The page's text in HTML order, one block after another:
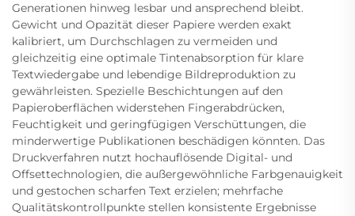
Generationen hinweg lesbar und ansprechend bleibt.
Gewicht und Opazität dieser Papiere werden exakt
kalibriert, um Durchschlagen zu vermeiden und
gleichzeitig eine optimale Tintenabsorption für klare
Textwiedergabe und lebendige Bildreproduktion zu
gewährleisten. Spezielle Beschichtungen auf den
Papieroberflächen widerstehen Fingerabdrücken,
Feuchtigkeit und geringfügigen Verschüttungen, die
minderwertige Publikationen beschädigen könnten. Das
Druckverfahren nutzt hochauflösende Digital- und
Offsettechnologien, die außergewöhnliche Farbgenauigkeit
und gestochen scharfen Text erzielen; mehrfache
Qualitätskontrollpunkte stellen konsistente Ergebnisse